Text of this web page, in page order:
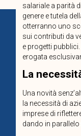
salariale a parità
genere e tutela
otterranno uno
sui contributi da
e progetti
erogata
La
Una novità
la necessità di
imprese di
dando in